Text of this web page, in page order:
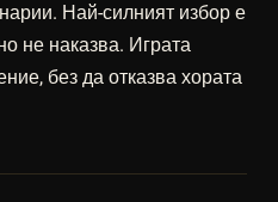
Най-силният избор е
не наказва. Играта
без да отказва хората